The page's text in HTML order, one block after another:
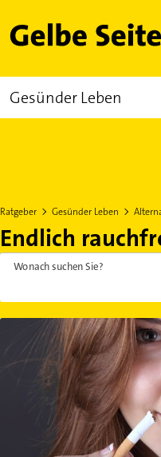
Gelbe Seiten
Gesünder Leben
Ratgeber Gesünder Leben
Endlich
Wonach suchen Sie?